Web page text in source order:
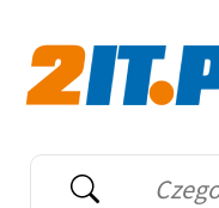
Wyszukiwarka
Słowo kluczowe